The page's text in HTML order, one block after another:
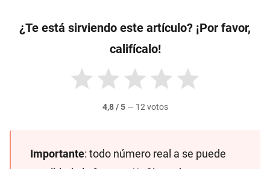
¿Te está sirviendo este artículo? ¡Por favor,
califícalo!
4,8 / 5— 12 votos
Importante: todo número real a se puede